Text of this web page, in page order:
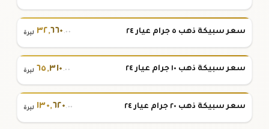
سعر سبيكة ذهب ٥ جرام عيار ٢٤ ٣٢,٦٦٠ .٠٠ ليرة
سعر سبيكة ذهب ١٠ جرام عيار ٢٤ ٦٥,٣١٠ .٠٠ ليرة
سعر سبيكة ذهب ٢٠ جرام عيار ٢٤ ١٣٠,٦٢٠.٠٠ ليرة